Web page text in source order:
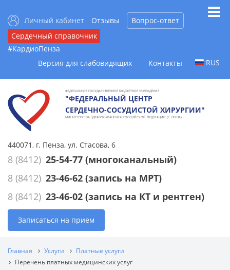
Личный кабинет Отзывы
Вопрос-ответ
Сердечный справочник
#КардиоПенза
Версия для слабовидящих
Контакты RUS
ФЕДЕРАЛЬНОЕ ГОСУДАРСТВЕННОЕ БЮДЖЕТНОЕ УЧРЕЖДЕНИЕ
"ФЕДЕРАЛЬНЫЙ ЦЕНТР
СЕРДЕЧНО-СОСУДИСТОЙ ХИРУРГИИ"
МИНИСТЕРСТВА ЗДРАВООХРАНЕНИЯ РОССИЙСКОЙ ФЕДЕРАЦИИ (Г. ПЕНЗА)
440071, г. Пенза, ул. Стасова, 6
8 (8412) 25-54-77 (многоканальный)
8 (8412) 23-46-62 (запись на МРТ)
8 (8412) 23-46-02 (запись на КТ и рентген)
Записаться на прием
Главная Услуги
Платные услуги
Перечень платных медицинских услуг